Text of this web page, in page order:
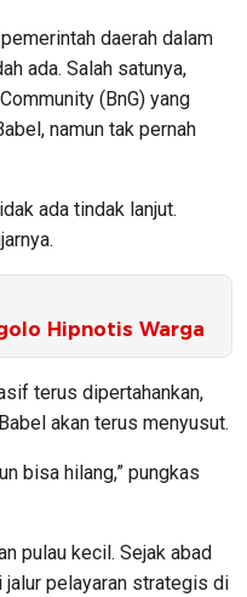
daerah dalam
ada. Salah satunya,
(BnG) yang
namun tak pernah
ada tindak lanjut.
Hipnotis Warga
terus dipertahankan,
akan terus menyusut.
bisa hilang,” pungkas
pulau kecil. Sejak abad
pelayaran strategis di